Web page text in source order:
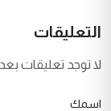
التعليقات
لا توجد تعليقات
اسمك